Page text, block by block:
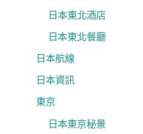
日本東北酒店
日本東北餐廳
日本航線
日本資訊
東京
日本東京秘景